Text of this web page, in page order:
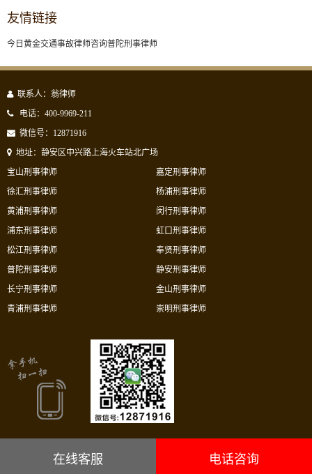
友情链接
今日黄金交通事故律师咨询普陀刑事律师
联系人：翁律师
电话：400-9969-211
微信号：12871916
地址：静安区中兴路上海火车站北广场
宝山刑事律师
徐汇刑事律师
黄浦刑事律师
浦东刑事律师
嘉定刑事律师
杨浦刑事律师
闵行刑事律师
虹口刑事律师
松江刑事律师
普陀刑事律师
长宁刑事律师
青浦刑事律师
奉贤刑事律师
静安刑事律师
金山刑事律师
崇明刑事律师
上海市华荣律师事务所沪ICP备05034106号
在线客服 电话咨询